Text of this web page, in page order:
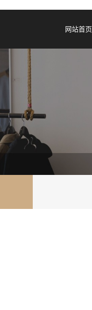
网站首页